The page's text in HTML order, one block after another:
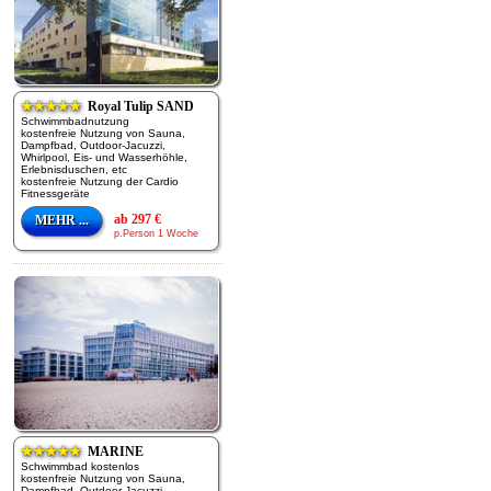
★★★★★Royal Tulip SAND
Schwimmbadnutzung
kostenfreie Nutzung von Sauna,
Dampfbad, Outdoor-Jacuzzi,
Whirlpool, Eis- und Wasserhöhle,
Erlebnisduschen, etc
kostenfreie Nutzung der Cardio
Fitnessgeräte
MEHR ... ab 297 €
p.Person 1 Woche
★★★★★MARINE
Schwimmbad kostenlos
kostenfreie Nutzung von Sauna,